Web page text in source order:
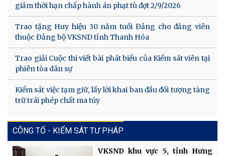
giảm thời hạn chấp hành án phạt tù đợt 2/9/2026
Trao tặng Huy hiệu 30 năm tuổi Đảng cho đảng viên
thuộc Đảng bộ VKSND tỉnh Thanh Hóa
Trao giải Cuộc thi viết bài phát biểu của Kiểm sát viên tại
phiên tòa dân sự
Kiểm sát việc tạm giữ, lấy lời khai ban đầu đối tượng tàng
trữ trái phép chất ma túy
CÔNG TỐ - KIỂM SÁT TƯ PHÁP
VKSND khu vực 5, tỉnh Hưng